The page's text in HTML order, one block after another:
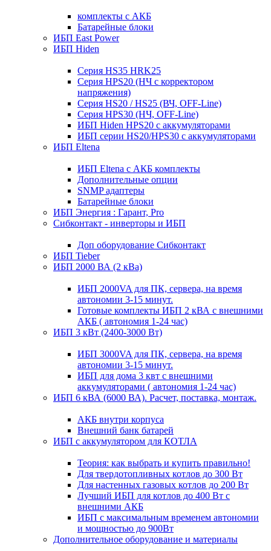
комплекты с АКБ
Батарейные блоки
ИБП East Power
ИБП Hiden
Серия HS35 HRK25
Серия HPS20 (НЧ с корректором
напряжения)
Серия HS20 / HS25 (ВЧ, OFF-Line)
Серия HPS30 (НЧ, OFF-Line)
ИБП Hiden HPS20 с аккумуляторами
ИБП серии HS20/HPS30 с аккумуляторами
ИБП Eltena
ИБП Eltena с АКБ комплекты
Дополнительные опции
SNMP адаптеры
Батарейные блоки
ИБП Энергия : Гарант, Pro
Сибконтакт - инверторы и ИБП
Доп оборудование Сибконтакт
ИБП Tieber
ИБП 2000 ВА (2 кВа)
ИБП 2000VA для ПК, сервера, на время
автономии 3-15 минут.
Готовые комплекты ИБП 2 кВА с внешними
АКБ ( автономия 1-24 час)
ИБП 3 кВт (2400-3000 Вт)
ИБП 3000VA для ПК, сервера, на время
автономии 3-15 минут.
ИБП для дома 3 квт с внешними
аккумуляторами ( автономия 1-24 час)
ИБП 6 кВА (6000 ВА). Расчет, поставка, монтаж.
АКБ внутри корпуса
Внешний банк батарей
ИБП с аккумулятором для КОТЛА
Теория: как выбрать и купить правильно!
Для твердотопливных котлов до 300 Вт
Для настенных газовых котлов до 200 Вт
Лучший ИБП для котлов до 400 Вт с
внешними АКБ
ИБП с максимальным временем автономии
и мощностью до 900Вт
Дополнительное оборудование и материалы